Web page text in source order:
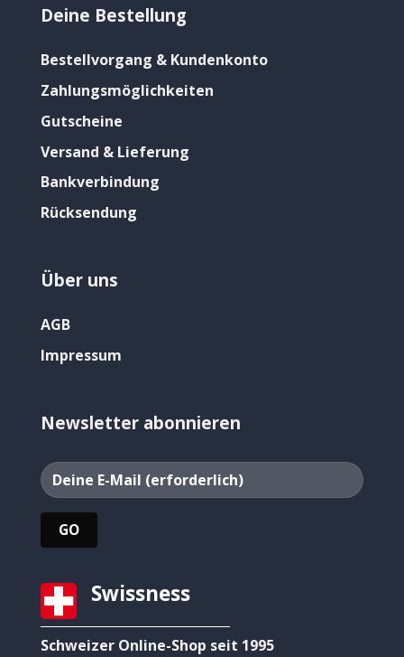
Deine Bestellung
Bestellvorgang & Kundenkonto
Zahlungsmöglichkeiten
Gutscheine
Versand & Lieferung
Bankverbindung
Rücksendung
Über uns
AGB
Impressum
Newsletter abonnieren
Swissness
Schweizer Online-Shop seit 1995